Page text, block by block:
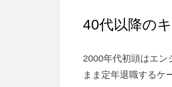
40代以降の
2000年代初頭はエン
まま定年退職するケ